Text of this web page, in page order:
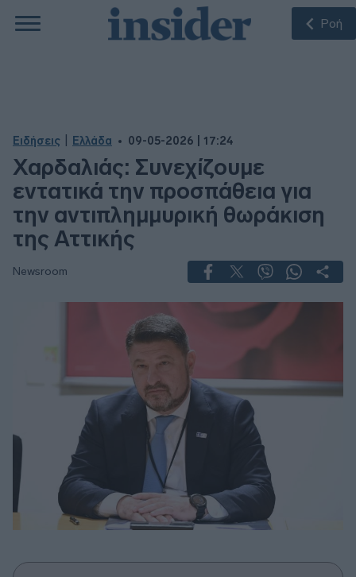
Ροή
Ειδήσεις Ελλάδα 09-05-2026 | 17:24
Χαρδαλιάς: Συνεχίζουμε
εντατικά την προσπάθεια για
την αντιπλημμυρική θωράκιση
της Αττικής
Newsroom